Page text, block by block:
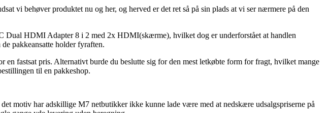
vi behøver produktet nu og her, og herved er det ret så på sin plads at vi ser nærmere på den
Dual HDMI Adapter 8 i 2 med 2x HDMI(skærme), hvilket dog er underforstået at handlen
pakkeansatte holder fyraften.
fastsat pris. Alternativt burde du beslutte sig for den mest letkøbte form for fragt, hvilket mange
til en pakkeshop.
motiv har adskillige M7 netbutikker ikke kunne lade være med at nedskære udsalgspriserne på